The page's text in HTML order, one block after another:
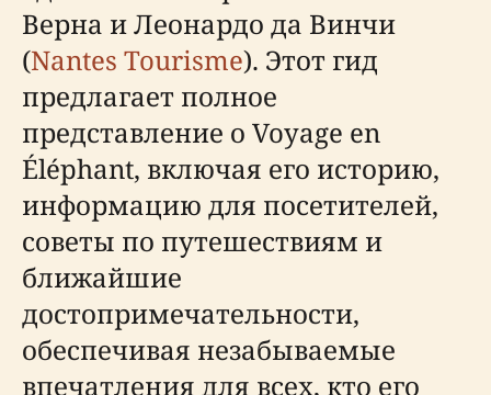
Верна и Леонардо да Винчи
(Nantes Tourisme). Этот гид
предлагает полное
представление о Voyage en
Éléphant, включая его историю,
информацию для посетителей,
советы по путешествиям и
ближайшие
достопримечательности,
обеспечивая незабываемые
впечатления для всех, кто его